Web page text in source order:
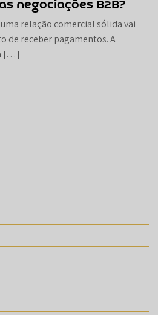
negociações B2B?
relação comercial sólida vai
de receber pagamentos. A
[…]